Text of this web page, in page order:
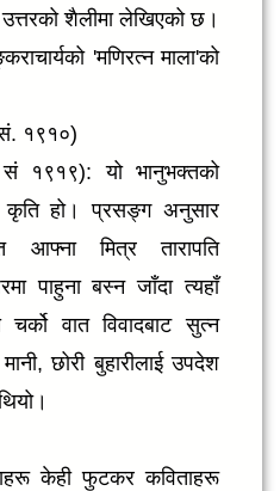
शैलीमा लेखिएको छ।
'मणिरत्न माला'को
१९१०)
सं १९१९): यो भानुभक्तको
हो। प्रसङ्ग अनुसार
आफ्ना मित्र तारापति
पाहुना बस्न जाँदा त्यहाँ
चर्को वात विवादबाट सुत्न
छोरी बुहारीलाई उपदेश
केही फुटकर कविताहरू